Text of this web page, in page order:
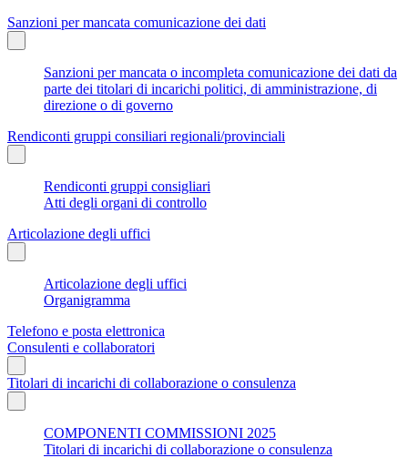
Sanzioni per mancata comunicazione dei dati
Sanzioni per mancata o incompleta comunicazione dei dati da
parte dei titolari di incarichi politici, di amministrazione, di
direzione o di governo
Rendiconti gruppi consiliari regionali/provinciali
Rendiconti gruppi consigliari
Atti degli organi di controllo
Articolazione degli uffici
Articolazione degli uffici
Organigramma
Telefono e posta elettronica
Consulenti e collaboratori
Titolari di incarichi di collaborazione o consulenza
COMPONENTI COMMISSIONI 2025
Titolari di incarichi di collaborazione o consulenza